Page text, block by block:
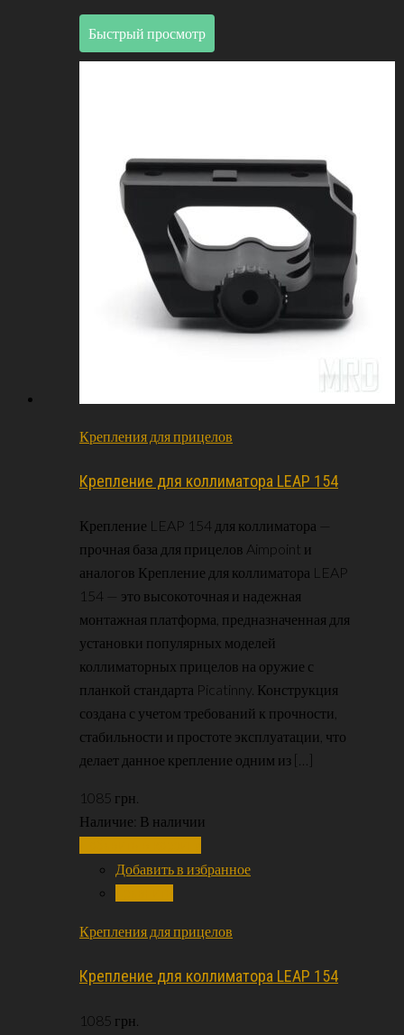
Быстрый просмотр
Крепления для прицелов
Крепление для коллиматора LEAP 154
Крепление LEAP 154 для коллиматора —
прочная база для прицелов Aimpoint и
аналогов Крепление для коллиматора LEAP
154 — это высокоточная и надежная
монтажная платформа, предназначенная для
установки популярных моделей
коллиматорных прицелов на оружие с
планкой стандарта Picatinny. Конструкция
создана с учетом требований к прочности,
стабильности и простоте эксплуатации, что
делает данное крепление одним из […]
1085 грн.
Наличие: В наличии
Добавить в избранное
Крепления для прицелов
Крепление для коллиматора LEAP 154
1085 грн.